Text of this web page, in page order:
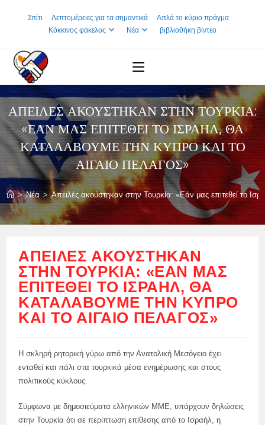
Σπίτι Λεπτομέρειες για τα σημαντικά
Απλά το κύριο πράγμα
Κόκκινος φάκελος
Νέα βιβλιοθήκη βίντεο
ΑΠΕΙΛΈΣ ΑΚΟΎΣΤΗΚΑΝ ΣΤΗΝ ΤΟΥΡΚΊΑ:
«ΕΆΝ ΜΑΣ ΕΠΙΤΕΘΕΊ ΤΟ ΙΣΡΑΉΛ, ΘΑ
ΚΑΤΑΛΆΒΟΥΜΕ ΤΗΝ ΚΎΠΡΟ ΚΑΙ ΤΟ
ΑΙΓΑΊΟ ΠΈΛΑΓΟΣ»
> Νέα > Απειλές ακούστηκαν στην Τουρκία: «Εάν μας επιτεθεί το
ΑΠΕΙΛΈΣ ΑΚΟΎΣΤΗΚΑΝ
ΣΤΗΝ ΤΟΥΡΚΊΑ: «ΕΆΝ ΜΑΣ
ΕΠΙΤΕΘΕΊ ΤΟ ΙΣΡΑΉΛ, ΘΑ
ΚΑΤΑΛΆΒΟΥΜΕ ΤΗΝ ΚΎΠΡΟ
ΚΑΙ ΤΟ ΑΙΓΑΊΟ ΠΈΛΑΓΟΣ»
Η σκληρή ρητορική γύρω από την Ανατολική Μεσόγειο έχει
ενταθεί και πάλι στα τουρκικά μέσα ενημέρωσης και στους
πολιτικούς κύκλους.
Σύμφωνα με δημοσιεύματα ελληνικών ΜΜΕ, υπάρχουν δηλώσεις
στην Τουρκία ότι σε περίπτωση επίθεσης από το Ισραήλ, η